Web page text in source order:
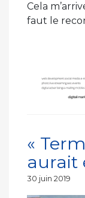
Cela
faut le
«
aurait
Publié
30 juin 2019